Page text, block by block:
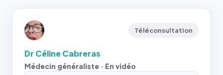
Téléconsultation
Dr Céline Cabreras
Médecin généraliste · En vidéo